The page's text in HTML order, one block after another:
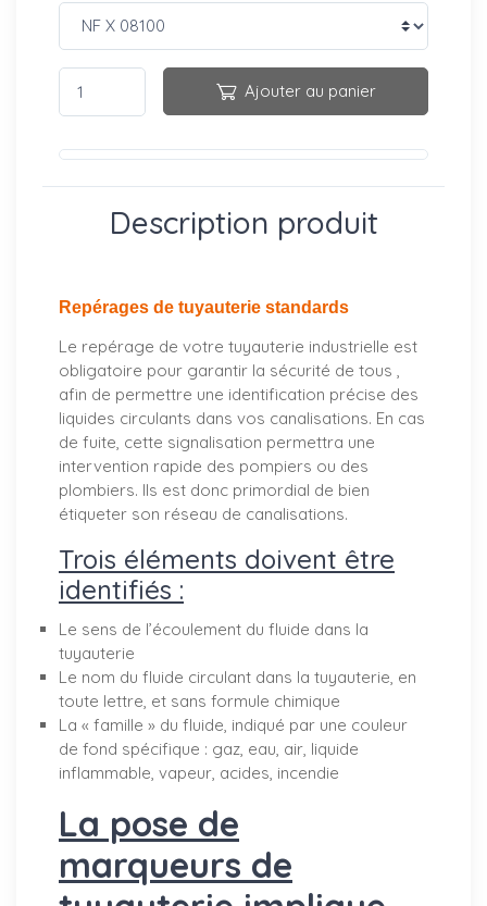
Ajouter au panier
Description produit
Repérages de tuyauterie standards
Le repérage de votre tuyauterie industrielle est
obligatoire pour garantir la sécurité de tous ,
afin de permettre une identification précise des
liquides circulants dans vos canalisations. En cas
de fuite, cette signalisation permettra une
intervention rapide des pompiers ou des
plombiers. Ils est donc primordial de bien
étiqueter son réseau de canalisations.
Trois éléments doivent être
identifiés :
Le sens de l’écoulement du fluide dans la
tuyauterie
Le nom du fluide circulant dans la tuyauterie, en
toute lettre, et sans formule chimique
La « famille » du fluide, indiqué par une couleur
de fond spécifique : gaz, eau, air, liquide
inflammable, vapeur, acides, incendie
La pose de
marqueurs de